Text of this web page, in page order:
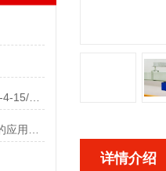
详情介绍